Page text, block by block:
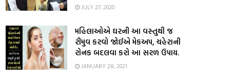
JULY 27, 2020
મહિલાઓએ ઘરની આ વસ્તુથી જ
રીમુવ કરવો જોઈએ મેકઅપ, ચહેરાની
રોનક બદલવા કરો આ સરળ ઉપાય.
JANUARY 28, 2021